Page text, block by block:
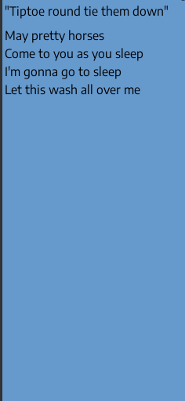
"Tiptoe round tie them down"
May pretty horses
Come to you as you sleep
I'm gonna go to sleep
Let this wash all over me